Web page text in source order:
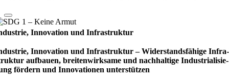
Innovation und Infrastruktur
Innovation und Infrastruktur – Wider­stands­fä­hige Infra­
auf­bauen, brei­ten­wirk­same und nach­hal­tige Indu­stri­ali­sie­
för­dern und Inno­vati­o­nen unter­stüt­zen